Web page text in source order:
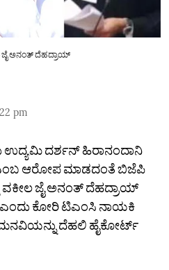
ಜೈ ಅನಂತ್ ದೆಹದ್ರಾಯ್
pm
ಉದ್ಯಮಿ ದರ್ಶನ್ ಹಿರಾನಂದಾನಿ
ಆರೋಪ ಮಾಡದಂತೆ ಬಿಜೆಪಿ
ವಕೀಲ ಜೈ ಅನಂತ್ ದೆಹದ್ರಾಯ್
ಕೋರಿ ಟಿಎಂಸಿ ನಾಯಕಿ
ಮನವಿಯನ್ನು ದೆಹಲಿ ಹೈಕೋರ್ಟ್